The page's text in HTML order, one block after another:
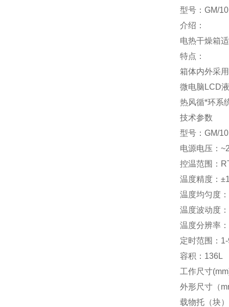
型号：GM/
介绍：
电热干燥箱
特点：
箱体内外采
微电脑LCD
热风循*环系
技术参数
型号：GM/
电源电压：
控温范围：
温度精度：
温度均匀度
温度波动度
温度分辨率
定时范围：
容积：136L
工作尺寸
外形尺寸（
载物托（块